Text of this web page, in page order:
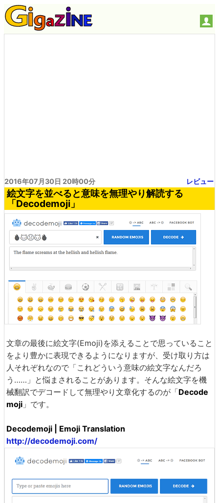
2016年07月30日 20時00分 レビュー
絵文字を並べると意味を無理やり解読する
「Decodemoji」
文章の最後に絵文字(Emoji)を添えることで思っていること
をより豊かに表現できるようになりますが、受け取り方は
人それぞれなので「これどういう意味の絵文字なんだろ
う……」と悩まされることがあります。そんな絵文字を機
械翻訳でデコードして無理やり文章化するのが「Decode
moji 」です。
Decodemoji | Emoji Translation
http://decodemoji.com/